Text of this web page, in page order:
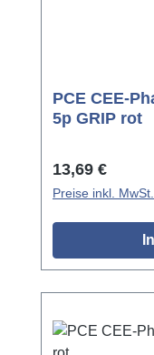
PCE CEE-
5p GRIP rot
Regulärer
13,69 €
Preise inkl.